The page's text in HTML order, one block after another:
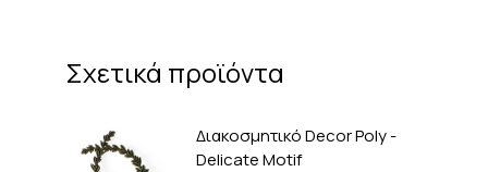
Σχετικά προϊόντα
Διακοσμητικό Decor Poly -
Delicate Motif